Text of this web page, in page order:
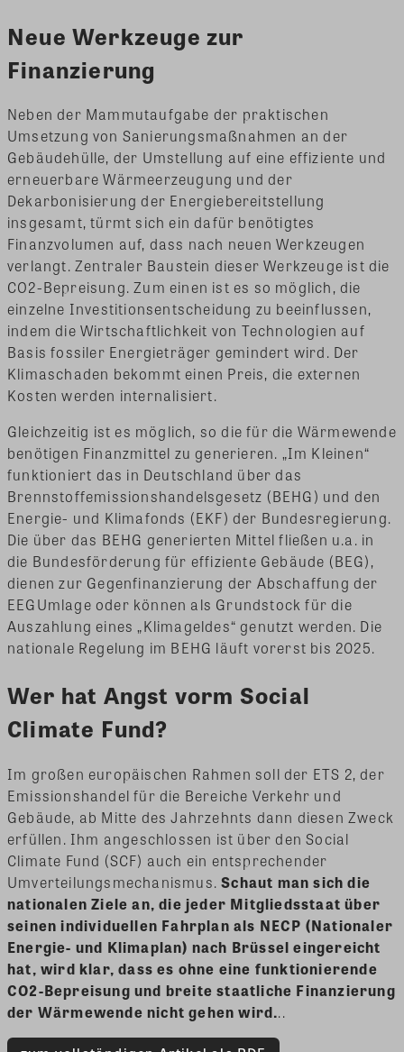
Neue Werkzeuge zur
Finanzierung
Neben der Mammutaufgabe der praktischen
Umsetzung von Sanierungsmaßnahmen an der
Gebäudehülle, der Umstellung auf eine effiziente und
erneuerbare Wärmeerzeugung und der
Dekarbonisierung der Energiebereitstellung
insgesamt, türmt sich ein dafür benötigtes
Finanzvolumen auf, dass nach neuen Werkzeugen
verlangt. Zentraler Baustein dieser Werkzeuge ist die
CO2-Bepreisung. Zum einen ist es so möglich, die
einzelne Investitionsentscheidung zu beeinflussen,
indem die Wirtschaftlichkeit von Technologien auf
Basis fossiler Energieträger gemindert wird. Der
Klimaschaden bekommt einen Preis, die externen
Kosten werden internalisiert.
Gleichzeitig ist es möglich, so die für die Wärmewende
benötigen Finanzmittel zu generieren. „Im Kleinen“
funktioniert das in Deutschland über das
Brennstoffemissionshandelsgesetz (BEHG) und den
Energie- und Klimafonds (EKF) der Bundesregierung.
Die über das BEHG generierten Mittel fließen u.a. in
die Bundesförderung für effiziente Gebäude (BEG),
dienen zur Gegenfinanzierung der Abschaffung der
EEGUmlage oder können als Grundstock für die
Auszahlung eines „Klimageldes“ genutzt werden. Die
nationale Regelung im BEHG läuft vorerst bis 2025.
Wer hat Angst vorm Social
Climate Fund?
Im großen europäischen Rahmen soll der ETS 2, der
Emissionshandel für die Bereiche Verkehr und
Gebäude, ab Mitte des Jahrzehnts dann diesen Zweck
erfüllen. Ihm angeschlossen ist über den Social
Climate Fund (SCF) auch ein entsprechender
Umverteilungsmechanismus. Schaut man sich die
nationalen Ziele an, die jeder Mitgliedsstaat über
seinen individuellen Fahrplan als NECP (Nationaler
Energie- und Klimaplan) nach Brüssel eingereicht
hat, wird klar, dass es ohne eine funktionierende
CO2-Bepreisung und breite staatliche Finanzierung
der Wärmewende nicht gehen wird...